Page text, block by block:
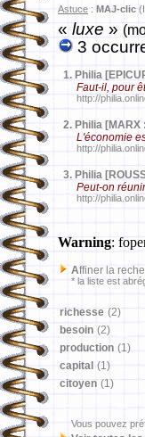
Astuce : MAJ-clic
«luxe »
3
1. Philia
Faut-il, pour
http://
2. Philia
L'économie
http://
3. Philia
Peut-on
http://
Warning:
Affiner la
* la liste est
richesse (2)
besoin (2)
production (1)
capital (1)
citoyen (1)
Vous pouvez